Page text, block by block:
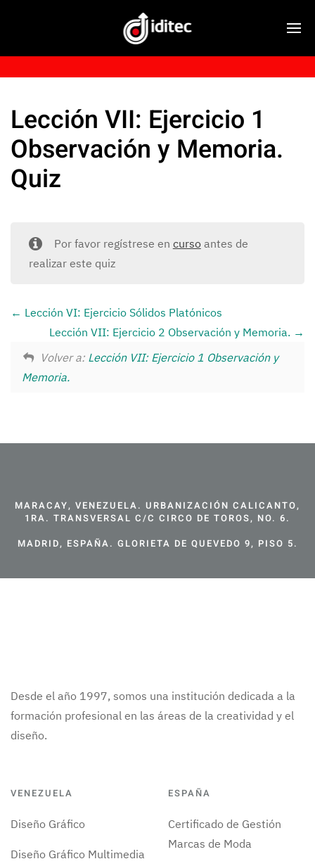
Lección VII: Ejercicio 1
Observación y Memoria.
Quiz
Por favor regístrese en cursoantes de
realizar este quiz
Lección VI: Ejercicio Sólidos Platónicos
Lección VII: Ejercicio 2 Observación y Memoria.
Volver a: Lección VII: Ejercicio 1 Observación y
Memoria.
MARACAY, VENEZUELA. URBANIZACIÓN CALICANTO,
1RA. TRANSVERSAL C/C CIRCO DE TOROS, NO. 6.
MADRID, ESPAÑA. GLORIETA DE QUEVEDO 9, PISO 5.
Desde el año 1997, somos una institución dedicada a la
formación profesional en las áreas de la creatividad y el
diseño.
VENEZUELA
Diseño Gráfico
Diseño Gráfico Multimedia
ESPAÑA
Certificado de Gestión
Marcas de Moda